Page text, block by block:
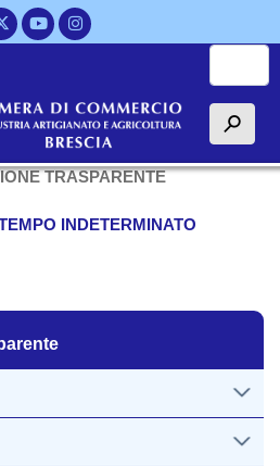
Salta
al
h
TRASPARENTE
INDETERMINATO